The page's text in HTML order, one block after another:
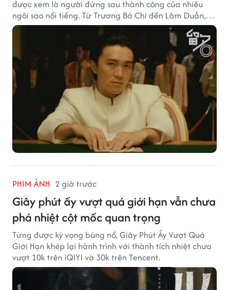
được xem là người đứng sau thành công của nhiều
ngôi sao nổi tiếng. Từ Trương Bá Chi đến Lâm Duẫn,
không ít diễn viên đã bước sang trang mới trong sự
nghiệp nhờ cơ hội từ Châu Tinh Trì.
PHIM ẢNH 2 giờ trước
Giây phút ấy vượt quá giới hạn vẫn chưa
phá nhiệt cột mốc quan trọng
Từng được kỳ vọng bùng nổ, Giây Phút Ấy Vượt Quá
Giới Hạn khép lại hành trình với thành tích nhiệt chưa
vượt 10k trên iQIYI và 30k trên Tencent.